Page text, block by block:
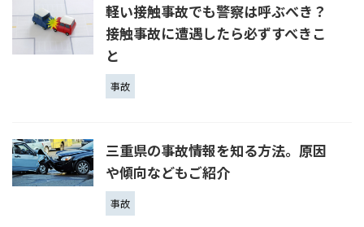
軽い接触事故でも警察は呼ぶべき？
接触事故に遭遇したら必ずすべきこ
と
事故
三重県の事故情報を知る方法。原因
や傾向などもご紹介
事故